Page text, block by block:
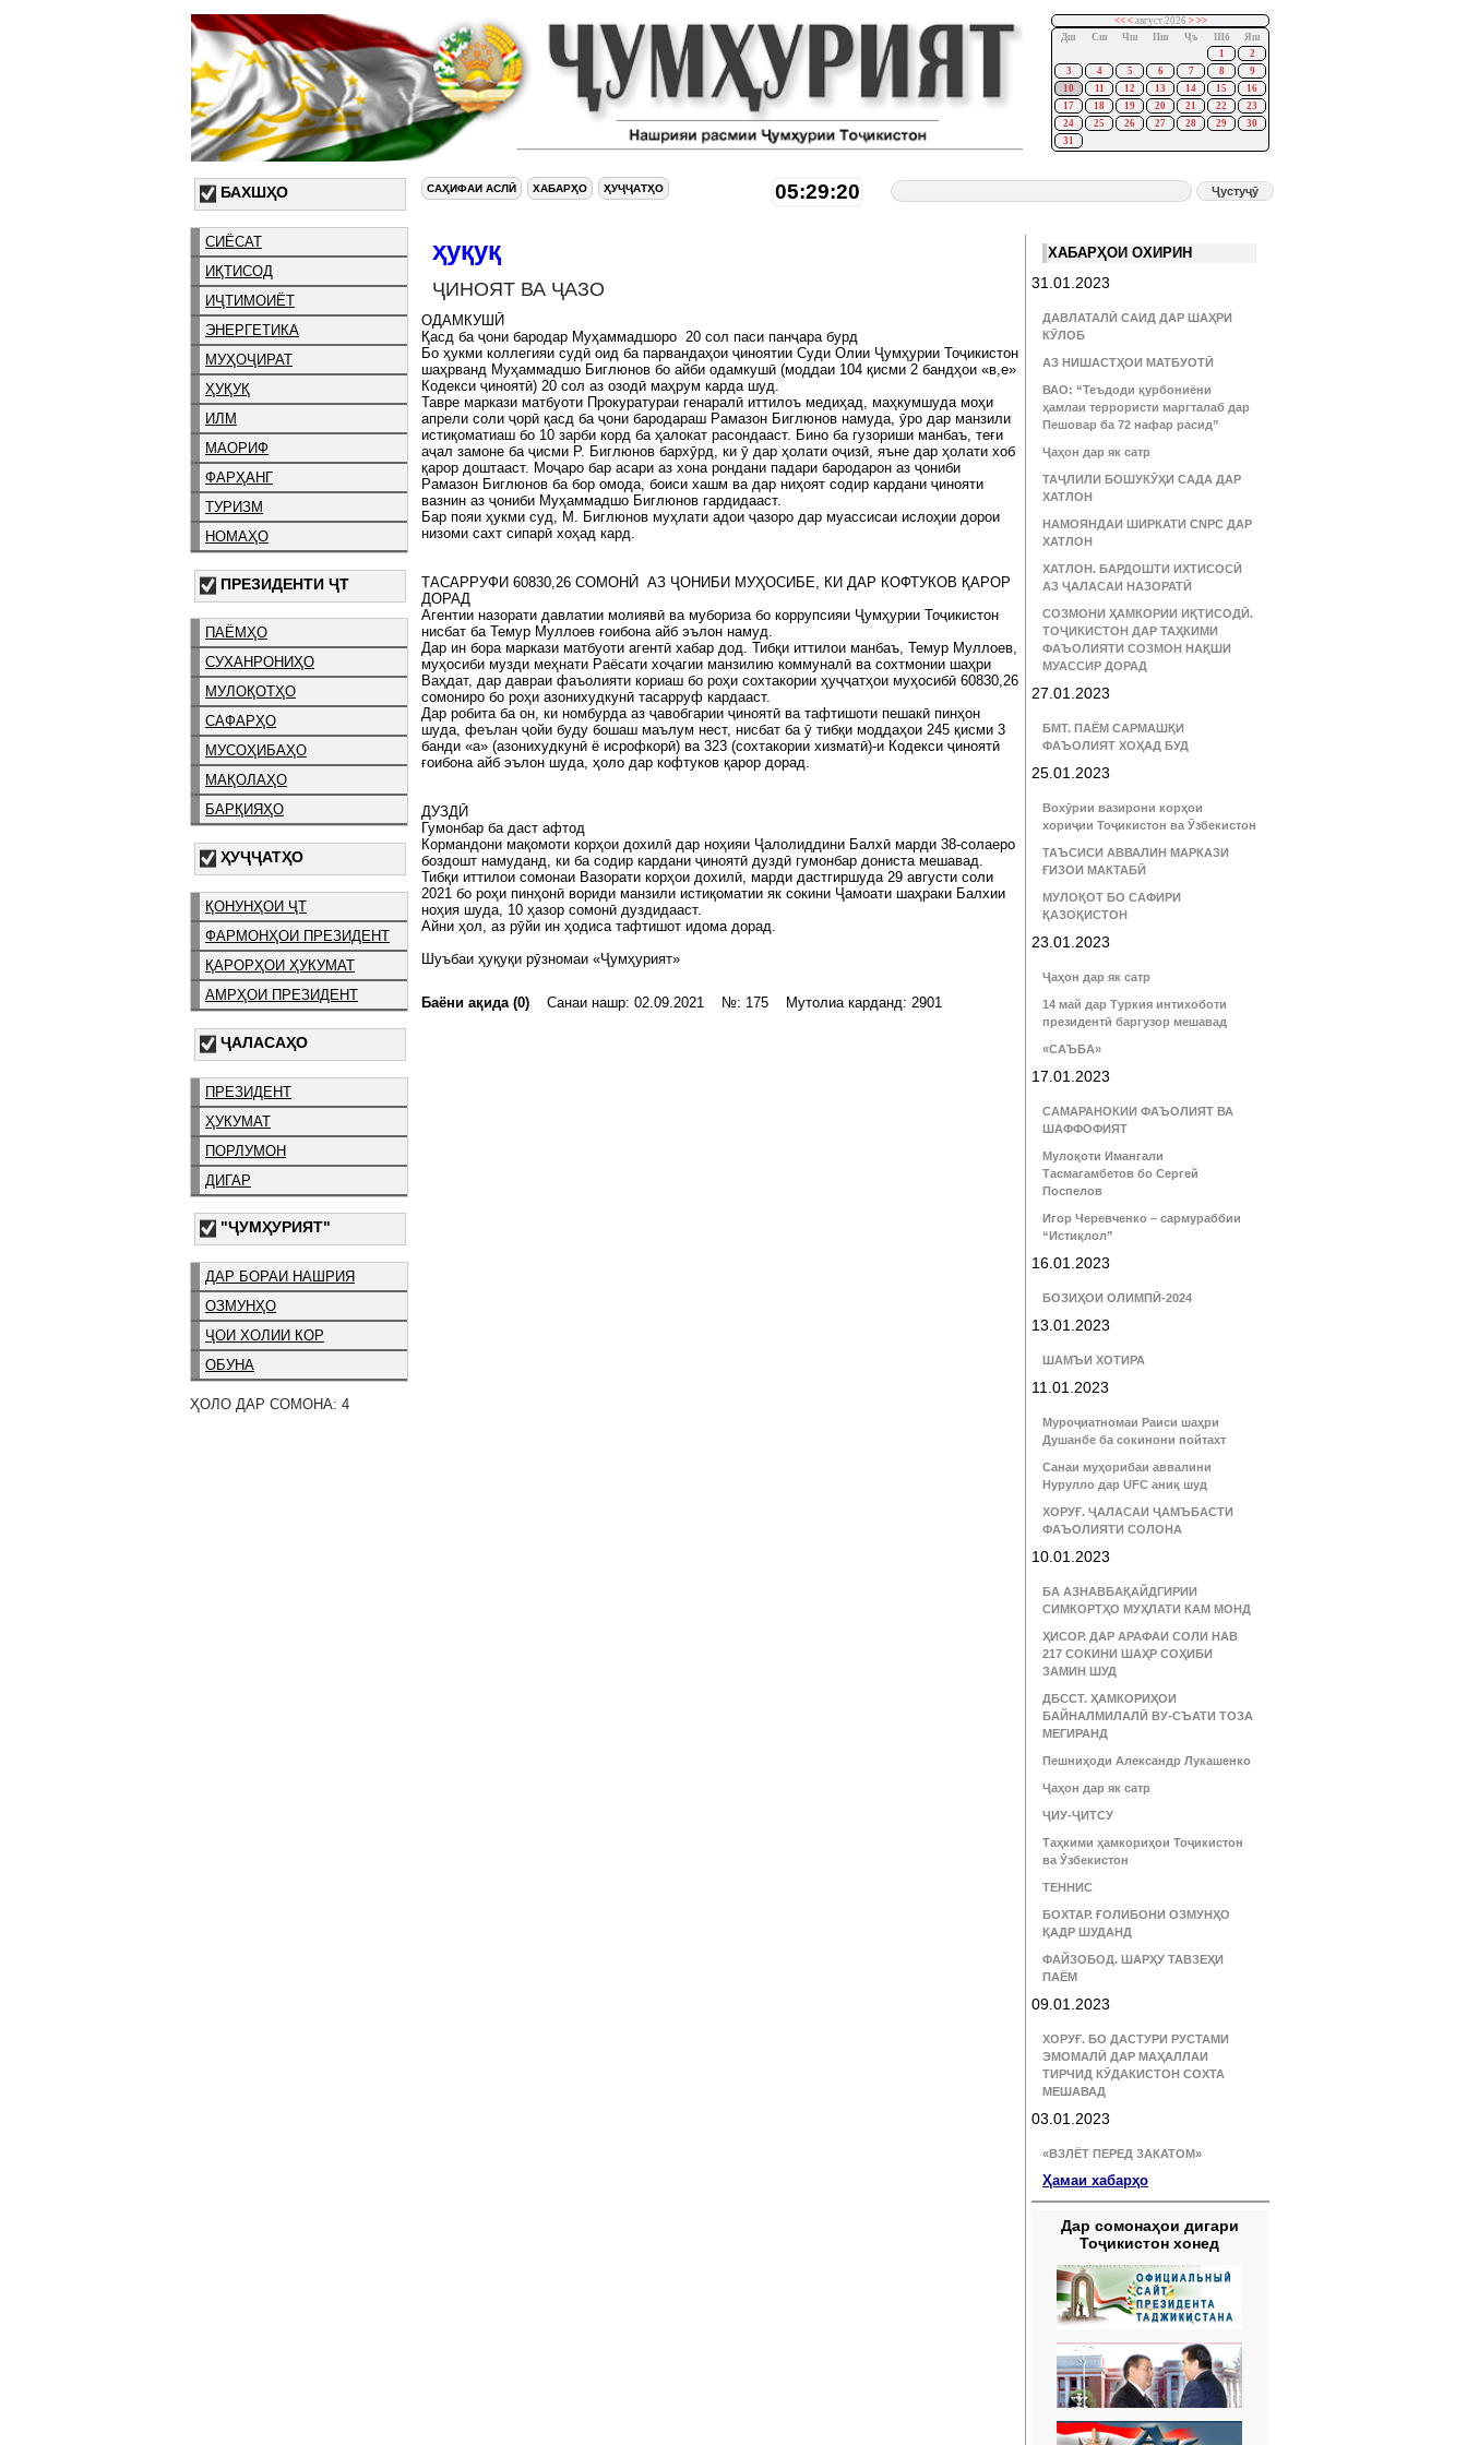
<< <август 2026 > >>
Дш
Сш Чш Пш Ҷъ Шб
Яш
1
2
3
4 5 6 7 8
9
10
11 12 13 14 15
16
17
18 19 20 21 22
23
24
25 26 27 28 29
30
31
БАХШҲО
СИЁСАТ
ИҚТИСОД
ИҶТИМОИЁТ
ЭНЕРГЕТИКА
МУҲОҶИРАТ
ҲУҚУҚ
ИЛМ
МАОРИФ
ФАРҲАНГ
ТУРИЗМ
НОМАҲО
ПРЕЗИДЕНТИ ҶТ
ПАЁМҲО
СУХАНРОНИҲО
МУЛОҚОТҲО
САФАРҲО
МУСОҲИБАҲО
МАҚОЛАҲО
БАРҚИЯҲО
ҲУҶҶАТҲО
ҚОНУНҲОИ ҶТ
ФАРМОНҲОИ ПРЕЗИДЕНТ
ҚАРОРҲОИ ҲУКУМАТ
АМРҲОИ ПРЕЗИДЕНТ
ҶАЛАСАҲО
ПРЕЗИДЕНТ
ҲУКУМАТ
ПОРЛУМОН
ДИГАР
"ҶУМҲУРИЯТ"
ДАР БОРАИ НАШРИЯ
ОЗМУНҲО
ҶОИ ХОЛИИ КОР
ОБУНА
ҲОЛО ДАР СОМОНА: 4
САҲИФАИ АСЛӢ ХАБАРҲО ҲУҶҶАТҲО 05:29:21
ҳуқуқ
ҶИНОЯТ ВА ҶАЗО
ОДАМКУШӢ
Қасд ба ҷони бародар Муҳаммадшоро 20 сол паси панҷара бурд
Бо ҳукми коллегияи судӣ оид ба парвандаҳои ҷиноятии Суди Олии Ҷумҳурии Тоҷикистон
шаҳрванд Муҳаммадшо Биглюнов бо айби одамкушӣ (моддаи 104 қисми 2 бандҳои «в,е»
Кодекси ҷиноятӣ) 20 сол аз озодӣ маҳрум карда шуд.
Тавре маркази матбуоти Прокуратураи генаралӣ иттилоъ медиҳад, маҳкумшуда моҳи
апрели соли ҷорӣ қасд ба ҷони бародараш Рамазон Биглюнов намуда, ӯро дар манзили
истиқоматиаш бо 10 зарби корд ба ҳалокат расондааст. Бино ба гузориши манбаъ, теғи
аҷал замоне ба ҷисми Р. Биглюнов бархӯрд, ки ӯ дар ҳолати оҷизӣ, яъне дар ҳолати хоб
қарор доштааст. Моҷаро бар асари аз хона рондани падари бародарон аз ҷониби
Рамазон Биглюнов ба бор омода, боиси хашм ва дар ниҳоят содир кардани ҷинояти
вазнин аз ҷониби Муҳаммадшо Биглюнов гардидааст.
Бар пояи ҳукми суд, М. Биглюнов муҳлати адои ҷазоро дар муассисаи ислоҳии дорои
низоми сахт сипарӣ хоҳад кард.
ТАСАРРУФИ 60830,26 СОМОНӢ АЗ ҶОНИБИ МУҲОСИБЕ, КИ ДАР КОФТУКОВ ҚАРОР
ДОРАД
Агентии назорати давлатии молиявӣ ва мубориза бо коррупсияи Ҷумҳурии Тоҷикистон
нисбат ба Темур Муллоев ғоибона айб эълон намуд.
Дар ин бора маркази матбуоти агентӣ хабар дод. Тибқи иттилои манбаъ, Темур Муллоев,
муҳосиби музди меҳнати Раёсати хоҷагии манзилию коммуналӣ ва сохтмонии шаҳри
Ваҳдат, дар давраи фаъолияти кориаш бо роҳи сохтакории ҳуҷҷатҳои муҳосибӣ 60830,26
сомониро бо роҳи азонихудкунӣ тасарруф кардааст.
Дар робита ба он, ки номбурда аз ҷавобгарии ҷиноятӣ ва тафтишоти пешакӣ пинҳон
шуда, феълан ҷойи буду бошаш маълум нест, нисбат ба ӯ тибқи моддаҳои 245 қисми 3
банди «а» (азонихудкунӣ ё исрофкорӣ) ва 323 (сохтакории хизматӣ)-и Кодекси ҷиноятӣ
ғоибона айб эълон шуда, ҳоло дар кофтуков қарор дорад.
ДУЗДӢ
Гумонбар ба даст афтод
Кормандони мақомоти корҳои дохилӣ дар ноҳияи Ҷалолиддини Балхӣ марди 38-солаеро
боздошт намуданд, ки ба содир кардани ҷиноятӣ дуздӣ гумонбар дониста мешавад.
Тибқи иттилои сомонаи Вазорати корҳои дохилӣ, марди дастгиршуда 29 августи соли
2021 бо роҳи пинҳонӣ вориди манзили истиқоматии як сокини Ҷамоати шаҳраки Балхии
ноҳия шуда, 10 ҳазор сомонӣ дуздидааст.
Айни ҳол, аз рӯйи ин ҳодиса тафтишот идома дорад.
Шуъбаи ҳуқуқи рӯзномаи «Ҷумҳурият»
Баёни ақида (0) Санаи нашр: 02.09.2021 №: 175 Мутолиа карданд: 2901
ХАБАРҲОИ ОХИРИН
31.01.2023
ДАВЛАТАЛӢ САИД ДАР ШАҲРИ
КӮЛОБ
АЗ НИШАСТҲОИ МАТБУОТӢ
ВАО: “Теъдоди қурбониёни
ҳамлаи террористи маргталаб дар
Пешовар ба 72 нафар расид”
Ҷаҳон дар як сатр
ТАҶЛИЛИ БОШУКӮҲИ САДА ДАР
ХАТЛОН
НАМОЯНДАИ ШИРКАТИ CNPC ДАР
ХАТЛОН
ХАТЛОН. БАРДОШТИ ИХТИСОСӢ
АЗ ҶАЛАСАИ НАЗОРАТӢ
СОЗМОНИ ҲАМКОРИИ ИҚТИСОДӢ.
ТОҶИКИСТОН ДАР ТАҲКИМИ
ФАЪОЛИЯТИ СОЗМОН НАҚШИ
МУАССИР ДОРАД
27.01.2023
БМТ. ПАЁМ САРМАШҚИ
ФАЪОЛИЯТ ХОҲАД БУД
25.01.2023
Вохӯрии вазирони корҳои
хориҷии Тоҷикистон ва Ӯзбекистон
ТАЪСИСИ АВВАЛИН МАРКАЗИ
ҒИЗОИ МАКТАБӢ
МУЛОҚОТ БО САФИРИ
ҚАЗОҚИСТОН
23.01.2023
Ҷаҳон дар як сатр
14 май дар Туркия интихоботи
президентӣ баргузор мешавад
«САЪБА»
17.01.2023
САМАРАНОКИИ ФАЪОЛИЯТ ВА
ШАФФОФИЯТ
Мулоқоти Имангали
Тасмагамбетов бо Сергей
Поспелов
Игор Черевченко – сармураббии
“Истиқлол”
16.01.2023
БОЗИҲОИ ОЛИМПӢ-2024
13.01.2023
ШАМЪИ ХОТИРА
11.01.2023
Муроҷиатномаи Раиси шаҳри
Душанбе ба сокинони пойтахт
Санаи муҳорибаи аввалини
Нурулло дар UFC аниқ шуд
ХОРУҒ. ҶАЛАСАИ ҶАМЪБАСТИ
ФАЪОЛИЯТИ СОЛОНА
10.01.2023
БА АЗНАВБАҚАЙДГИРИИ
СИМКОРТҲО МУҲЛАТИ КАМ МОНД
ҲИСОР. ДАР АРАФАИ СОЛИ НАВ
217 СОКИНИ ШАҲР СОҲИБИ
ЗАМИН ШУД
ДБССТ. ҲАМКОРИҲОИ
БАЙНАЛМИЛАЛӢ ВУ-СЪАТИ ТОЗА
МЕГИРАНД
Пешниҳоди Александр Лукашенко
Ҷаҳон дар як сатр
ҶИУ-ҶИТСУ
Таҳкими ҳамкориҳои Тоҷикистон
ва Ӯзбекистон
ТЕННИС
БОХТАР. ҒОЛИБОНИ ОЗМУНҲО
ҚАДР ШУДАНД
ФАЙЗОБОД. ШАРҲУ ТАВЗЕҲИ
ПАЁМ
09.01.2023
ХОРУҒ. БО ДАСТУРИ РУСТАМИ
ЭМОМАЛӢ ДАР МАҲАЛЛАИ
ТИРЧИД КӮДАКИСТОН СОХТА
МЕШАВАД
03.01.2023
«ВЗЛЁТ ПЕРЕД ЗАКАТОМ»
Ҳамаи хабарҳо
Дар сомонаҳои дигари
Тоҷикистон хонед